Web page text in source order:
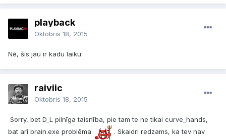
playback
Oktobris 18, 2015
Nē, šis jau ir kadu laiku
raiviic
Oktobris 18, 2015
Sorry, bet D_L pilnīga taisnība, pie tam te ne tikai curve_hands,
bat arī brain.exe problēma
. Skaidri redzams, ka tev nav